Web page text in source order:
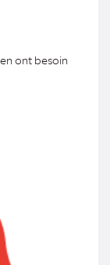
ont besoin